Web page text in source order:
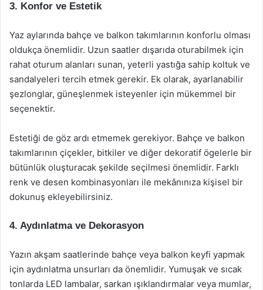
3. Konfor ve Estetik
Yaz aylarında bahçe ve balkon takımlarının konforlu olması
oldukça önemlidir. Uzun saatler dışarıda oturabilmek için
rahat oturum alanları sunan, yeterli yastığa sahip koltuk ve
sandalyeleri tercih etmek gerekir. Ek olarak, ayarlanabilir
şezlonglar, güneşlenmek isteyenler için mükemmel bir
seçenektir.
Estetiği de göz ardı etmemek gerekiyor. Bahçe ve balkon
takımlarının çiçekler, bitkiler ve diğer dekoratif ögelerle bir
bütünlük oluşturacak şekilde seçilmesi önemlidir. Farklı
renk ve desen kombinasyonları ile mekânınıza kişisel bir
dokunuş ekleyebilirsiniz.
4. Aydınlatma ve Dekorasyon
Yazın akşam saatlerinde bahçe veya balkon keyfi yapmak
için aydınlatma unsurları da önemlidir. Yumuşak ve sıcak
tonlarda LED lambalar, sarkan ışıklandırmalar veya mumlar,